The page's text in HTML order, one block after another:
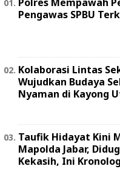
Pengawas SPBU
Kolaborasi Lintas
Wujudkan Budaya
Nyaman di Kayong
Taufik Hidayat Kini
Mapolda Jabar,
Kekasih, Ini